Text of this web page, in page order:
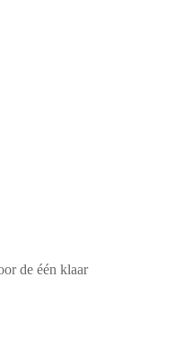
de één klaar